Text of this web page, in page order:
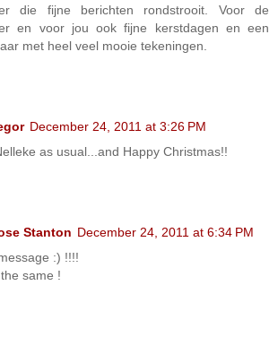
die fijne berichten rondstrooit. Voor de
en voor jou ook fijne kerstdagen en een
met heel veel mooie tekeningen.
December 24, 2011 at 3:26 PM
as usual...and Happy Christmas!!
Stanton December 24, 2011 at 6:34 PM
:) !!!!
same !